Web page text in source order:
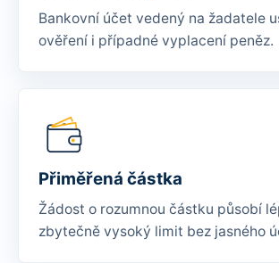
Bankovní účet vedený na žadatele
ověření i případné vyplacení peněz.
Přiměřená částka
Žádost o rozumnou částku působí
zbytečně vysoký limit bez jasného